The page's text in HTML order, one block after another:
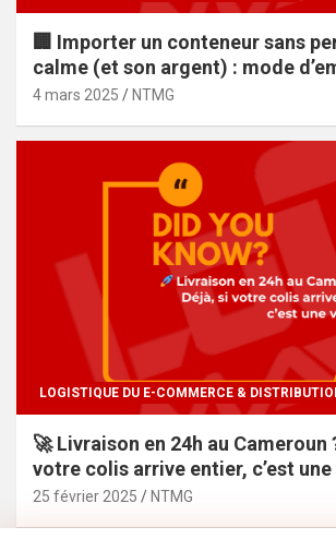
🏢 Importer un conteneur sans
calme (et son argent) : mode
4 mars 2025 NTMG
LOGISTIQUE DU E-COMMERCE &
🚀 Livraison en 24h au Cameroun
votre colis arrive entier, c’est
25 février 2025 NTMG